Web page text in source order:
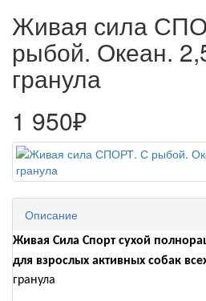
Живая сила
рыбой. Океан.
гранула
1 950₽
Описание
Живая Сила Спорт сухой
для взрослых активных собак
гранула